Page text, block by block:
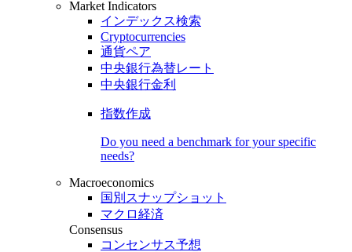
Market Indicators
インデックス検索
Cryptocurrencies
通貨ペア
中央銀行為替レート
中央銀行金利
指数作成
Do you need a benchmark for your specific
needs?
Macroeconomics
国別スナップショット
マクロ経済
Consensus
コンセンサス予想